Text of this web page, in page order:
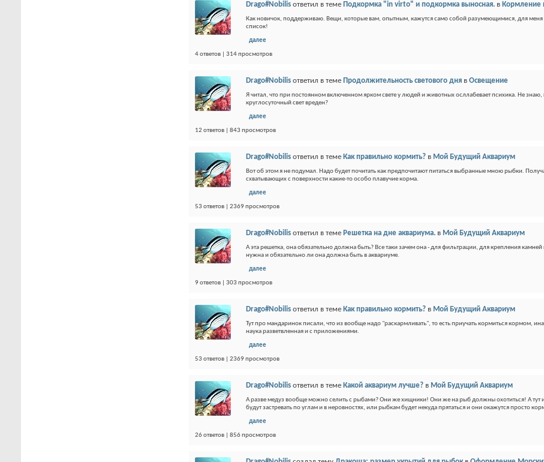
Drago#Nobilis ответил в теме Подкормка "in virto" и подкормка выносная. в Кормление
Как новичок, поддерживаю. Вещи, которые вам, опытным, кажутся само собой разумеющимися, для меня
список!
далее
4 ответов | 314 просмотров
Drago#Nobilis ответил в теме Продолжительность светового дня в Освещение
Я читал, что при постоянном включенном ярком свете у людей и животных осллабевает психика. Не
круглосуточный свет вреден?
далее
12 ответов | 843 просмотров
Drago#Nobilis ответил в теме Как правильно кормить? в Мой Будущий Аквариум
Вот об этом я не подумал. Надо будет почитать как предпочитают питаться выбранные мною рыбки.
схватывающих с поверхности какие-то особо плавучие корма.
далее
53 ответов | 2369 просмотров
Drago#Nobilis ответил в теме Решетка на дне аквариума. в Мой Будущий Аквариум
А эта решетка, она обязательно должна быть? Все таки зачем она - для фильтрации, для крепления
нужна и обязательно ли она должна быть в аквариуме.
далее
9 ответов | 303 просмотров
Drago#Nobilis ответил в теме Как правильно кормить? в Мой Будущий Аквариум
Тут про мандаринок писали, что из вообще надо "раскармливать", то есть приучать кормиться кормом,
наука разветвленная и с приложениями.
далее
53 ответов | 2369 просмотров
Drago#Nobilis ответил в теме Какой аквариум лучше? в Мой Будущий Аквариум
А разве медуз вообще можно селить с рыбами? Они же хищники! Они же на рыб должны охотиться! А тут
будут застревать по углам и в неровностях, или рыбкам будет некуда прятаться и они окажутся просто
далее
26 ответов | 856 просмотров